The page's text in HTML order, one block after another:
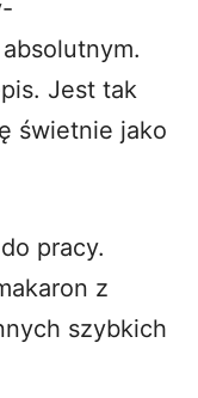
Jest tak
świetnie jako
pracy.
z
szybkich